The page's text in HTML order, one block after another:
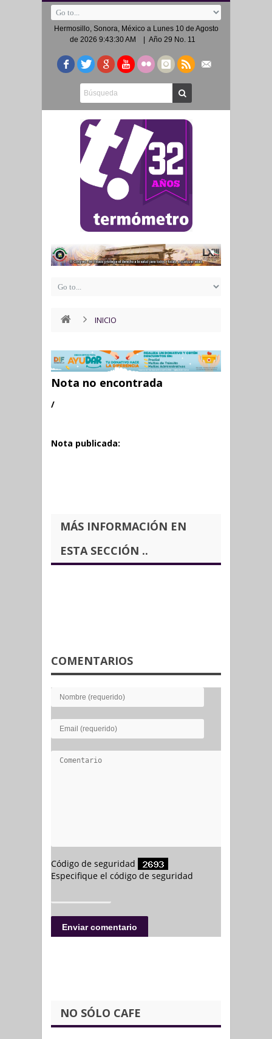
Hermosillo, Sonora, México a Lunes 10 de Agosto
de 2026 9:43:30 AM
| Año 29 No. 11
INICIO
Nota no encontrada
/
Nota publicada:
MÁS INFORMACIÓN EN
ESTA SECCIÓN ..
COMENTARIOS
NO SÓLO CAFE